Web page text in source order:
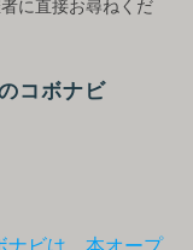
に直接お尋ねくだ
コボナビ